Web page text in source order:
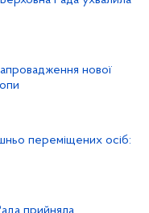
нової
переміщених осіб:
прийняла